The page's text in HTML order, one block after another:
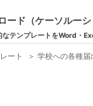
ド（ケーソルーシ
テンプレートをWord・
ート ＞学校への各種届